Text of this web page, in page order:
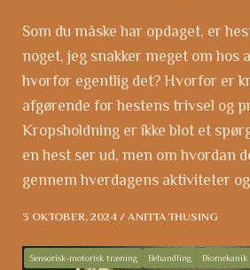
Som du måske har opdaget, er
noget, jeg snakker meget om hos
hvorfor egentlig det? Hvorfor er
afgørende for hestens trivsel og
Kropsholdning er ikke blot et
en hest ser ud, men om hvordan
gennem hverdagens aktiviteter
3 OKTOBER, 2024 / ANITTA THUSING
Sensorisk-motorisk træning Behandling Biomekanik